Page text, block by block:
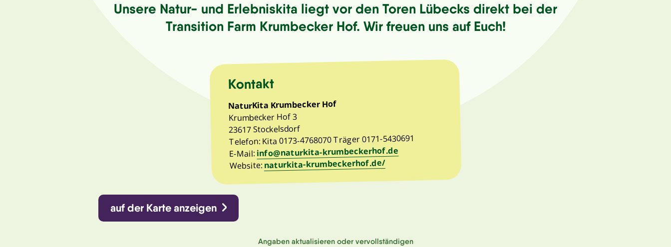
Unsere Natur- und Erlebniskita liegt vor den Toren Lübecks direkt bei der
Transition Farm Krumbecker Hof. Wir freuen uns auf Euch!
Kontakt
NaturKita Krumbecker Hof
Krumbecker Hof 3
23617 Stockelsdorf
Telefon: Kita 0173-4768070 Träger 0171-5430691
E-Mail: info@naturkita-krumbeckerhof.de
Website:naturkita-krumbeckerhof.de/
auf der Karte anzeigen
Angaben aktualisieren oder vervollständigen